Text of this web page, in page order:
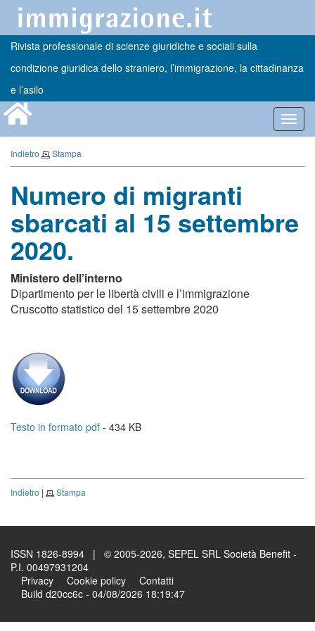
Rivista professionale di scienze giuridiche e sociali sulla
condizione giuridica dello straniero, l’immigrazione, la cittadinanza
e l’asilo
Indietro Stampa
Numero di migranti
sbarcati al 15 settembre
2020.
Ministero dell’interno
Dipartimento per le libertà civili e l’immigrazione
Cruscotto statistico del 15 settembre 2020
Testo in formato pdf - 434 KB
Indietro | Stampa
ISSN 1826-8994 | © 2005-2026, SEPEL SRL Società Benefit -
P.I. 00497931204
Privacy
Cookie policy
Contatti
Build d20cc6c - 04/08/2026 18:19:47